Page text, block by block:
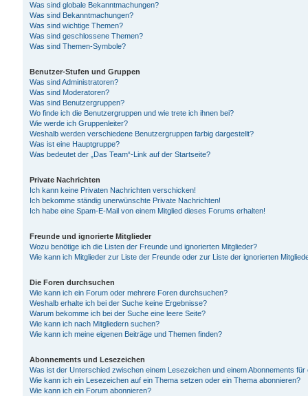
Was sind globale Bekanntmachungen?
Was sind Bekanntmachungen?
Was sind wichtige Themen?
Was sind geschlossene Themen?
Was sind Themen-Symbole?
Benutzer-Stufen und Gruppen
Was sind Administratoren?
Was sind Moderatoren?
Was sind Benutzergruppen?
Wo finde ich die Benutzergruppen und wie trete ich ihnen bei?
Wie werde ich Gruppenleiter?
Weshalb werden verschiedene Benutzergruppen farbig dargestellt?
Was ist eine Hauptgruppe?
Was bedeutet der „Das Team“-Link auf der Startseite?
Private Nachrichten
Ich kann keine Privaten Nachrichten verschicken!
Ich bekomme ständig unerwünschte Private Nachrichten!
Ich habe eine Spam-E-Mail von einem Mitglied dieses Forums erhalten!
Freunde und ignorierte Mitglieder
Wozu benötige ich die Listen der Freunde und ignorierten Mitglieder?
Wie kann ich Mitglieder zur Liste der Freunde oder zur Liste der ignorierten
Die Foren durchsuchen
Wie kann ich ein Forum oder mehrere Foren durchsuchen?
Weshalb erhalte ich bei der Suche keine Ergebnisse?
Warum bekomme ich bei der Suche eine leere Seite?
Wie kann ich nach Mitgliedern suchen?
Wie kann ich meine eigenen Beiträge und Themen finden?
Abonnements und Lesezeichen
Was ist der Unterschied zwischen einem Lesezeichen und einem Abonnements
Wie kann ich ein Lesezeichen auf ein Thema setzen oder ein Thema abonnieren?
Wie kann ich ein Forum abonnieren?